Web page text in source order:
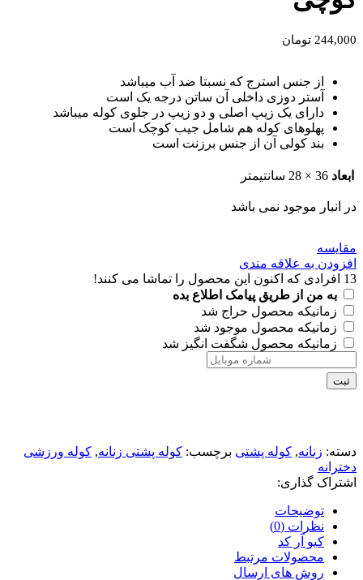
244,000 تومان
از جنس استرج که نسبتا ضد آب میباشد
آستر دوزی داخلی آن ساتن درجه یک است
دارای یک زیپ اصلی و دو زیپ در جلوی کوله میباشد
پهلوهای کوله هم شامل جیب کوچک است
بند کولی آن از جنس برزنت است
ابعاد 36 × 28 سانتیمتر
در انبار موجود نمی باشد
مقايسه
افزودن به علاقه مندی
13 افرادی که اکنون این محصول را تماشا می کنند!
به من از طریق پیامک اطلاع بده
زمانیکه محصول حراج شد
زمانیکه محصول موجود شد
زمانیکه محصول شگفت انگیز شد
ثبت
دسته: زنانه, کوله پشتی برچسب: کوله پشتی زنانه, کوله ورزشی
دخترانه
اشتراک گذاری:
توضیحات
نظرات (0)
کیو آر کد
محصولات مرتبط
روش های ارسال